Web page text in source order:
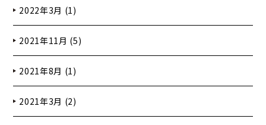
2022年3月 (1)
2021年11月 (5)
2021年8月 (1)
2021年3月 (2)